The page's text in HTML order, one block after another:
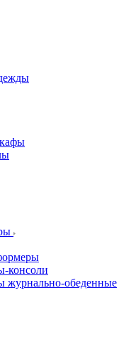
консоли
журнально-обеденные